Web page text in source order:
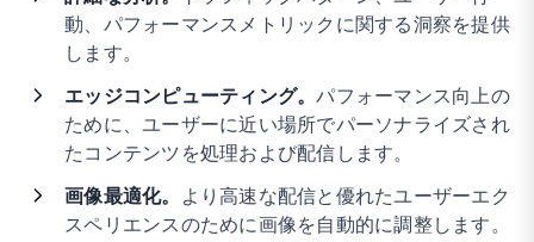
動、パフォーマンスメトリックに関する洞察を提供
します。
エッジコンピューティング。パフォーマンス向上の
ために、ユーザーに近い場所でパーソナライズされ
たコンテンツを処理および配信します。
画像最適化。
より高速な配信と優れたユーザーエク
スペリエンスのために画像を自動的に調整します。